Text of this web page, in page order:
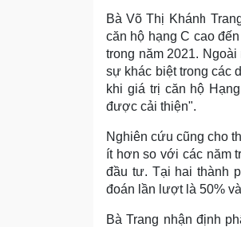
Bà Võ Thị Khánh
căn hộ hạng C cao
trong năm 2021.
sự khác biệt trong các
khi giá trị căn hộ
được cải thiện".
Nghiên cứu cũng cho
ít hơn so với các năm
đầu tư. Tại hai thành
đoán lần lượt là 50%
Bà Trang nhận định